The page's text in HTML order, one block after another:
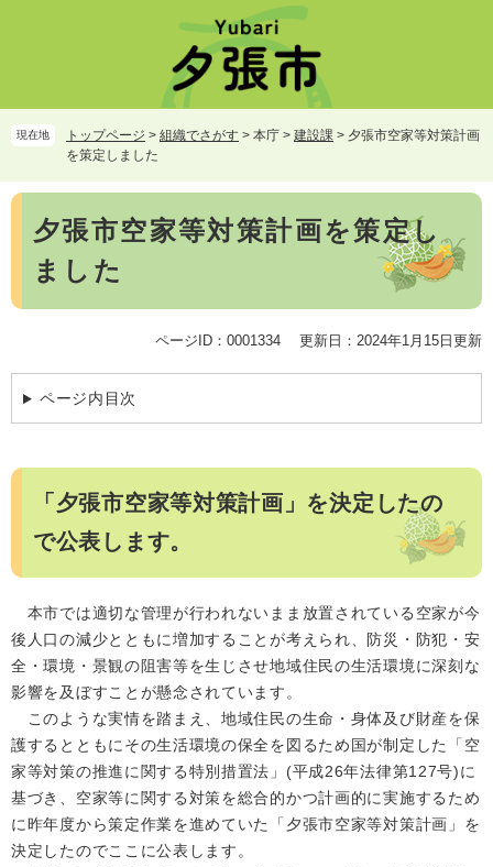
頭
で
飛
ば
て
現在地 トップページ > 組織でさがす > 本庁 > 建設課 > 夕張市空家等対策計画
を策定しました
本
夕張市空家等対策計画を策定し
ました
ページID：0001334 更新日：2024年1月15日更新
ページ内目次
「夕張市空家等対策計画」を決定したの
で公表します。
本市では適切な管理が行われないまま放置されている空家が今
後人口の減少とともに増加することが考えられ、防災・防犯・安
全・環境・景観の阻害等を生じさせ地域住民の生活環境に深刻な
影響を及ぼすことが懸念されています。
このような実情を踏まえ、地域住民の生命・身体及び財産を保
護するとともにその生活環境の保全を図るため国が制定した「空
家等対策の推進に関する特別措置法」(平成26年法律第127号)に
基づき、空家等に関する対策を総合的かつ計画的に実施するため
に昨年度から策定作業を進めていた「夕張市空家等対策計画」を
決定したのでここに公表します。